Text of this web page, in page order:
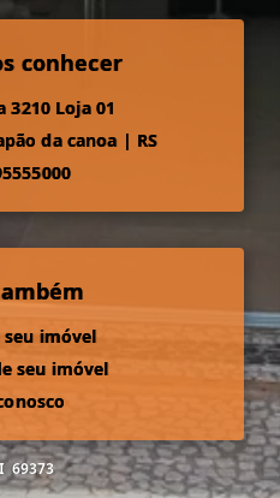
conhecer
3210 Loja 01
da canoa | RS
seu imóvel
seu imóvel
69373